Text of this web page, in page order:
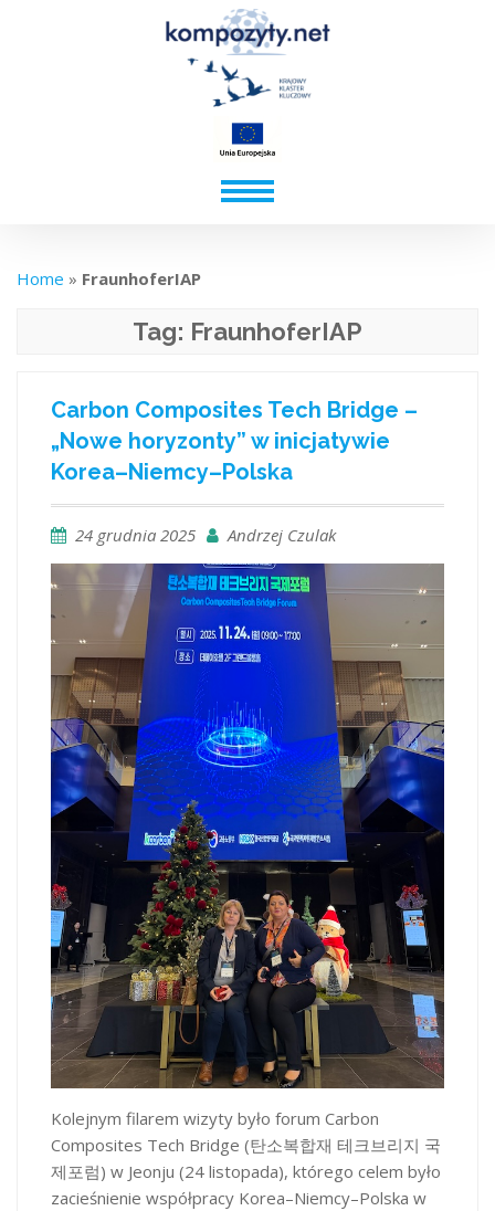
Home » FraunhoferIAP
Tag: FraunhoferIAP
Carbon Composites Tech Bridge –
„Nowe horyzonty” w inicjatywie
Korea–Niemcy–Polska
24 grudnia 2025 Andrzej Czulak
Kolejnym filarem wizyty było forum Carbon
Composites Tech Bridge (탄소복합재 테크브리지 국
제포럼) w Jeonju (24 listopada), którego celem było
zacieśnienie współpracy Korea–Niemcy–Polska w